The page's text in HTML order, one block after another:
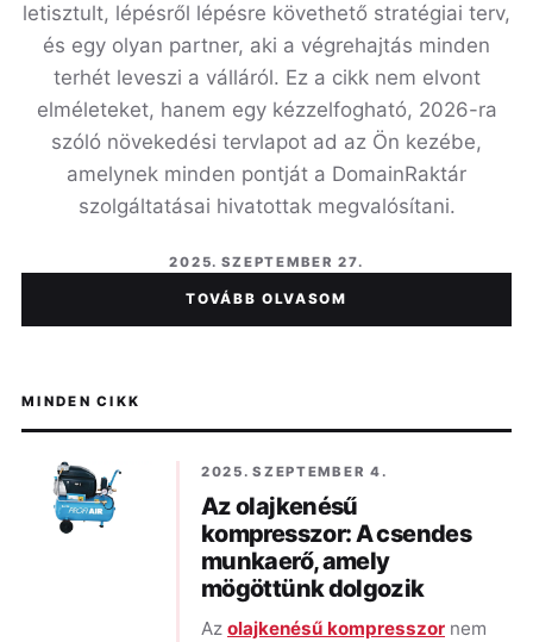
letisztult, lépésről lépésre követhető stratégiai terv,
és egy olyan partner, aki a végrehajtás minden
terhét leveszi a válláról. Ez a cikk nem elvont
elméleteket, hanem egy kézzelfogható, 2026-ra
szóló növekedési tervlapot ad az Ön kezébe,
amelynek minden pontját a DomainRaktár
szolgáltatásai hivatottak megvalósítani.
2025. SZEPTEMBER 27.
TOVÁBB OLVASOM
MINDEN CIKK
2025. SZEPTEMBER 4.
Az olajkenésű
kompresszor: A csendes
munkaerő, amely
mögöttünk dolgozik
Az olajkenésű kompresszor nem